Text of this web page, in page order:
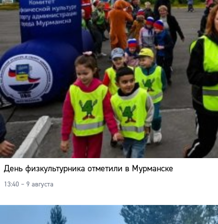
День физкультурника отметили в Мурманске
13:40 – 9 августа